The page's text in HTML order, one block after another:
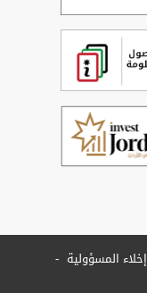
إخلاء المسؤولية